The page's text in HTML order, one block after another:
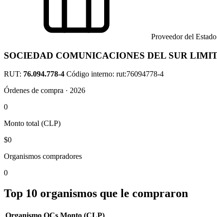
Proveedor del Estado
SOCIEDAD COMUNICACIONES DEL SUR
RUT: 76.094.778-4 Código interno: rut:76094778-4
Órdenes de compra · 2026
0
Monto total (CLP)
$0
Organismos compradores
0
Top 10 organismos que le compraron